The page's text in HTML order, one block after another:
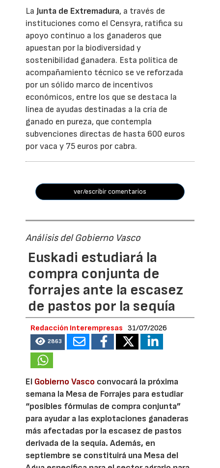
LaJunta de Extremadura, a través de
instituciones como el Censyra, ratifica su
apoyo continuo a los ganaderos que
apuestan por la biodiversidad y
sostenibilidad ganadera. Esta política de
acompañamiento técnico se ve reforzada
por un sólido marco de incentivos
económicos, entre los que se destaca la
línea de ayudas destinadas a la cría de
ganado en pureza, que contempla
subvenciones directas de hasta 600 euros
por vaca y 75 euros por cabra.
ver/escribir comentarios
Análisis del Gobierno Vasco
Euskadi estudiará la
compra conjunta de
forrajes ante la escasez
de pastos por la sequía
Redacción Interempresas 31/07/2026
2863
El Gobierno Vasco convocará la próxima
semana la Mesa de Forrajes para estudiar
“posibles fórmulas de compra conjunta”
para ayudar a las explotaciones ganaderas
más afectadas por la escasez de pastos
derivada de la sequía. Además, en
septiembre se constituirá una Mesa del